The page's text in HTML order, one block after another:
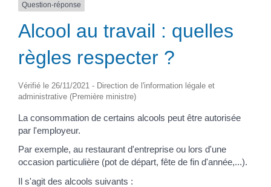
Question-réponse
Alcool au travail : quelles
règles respecter ?
Vérifié le 26/11/2021 - Direction de l'information légale et
administrative (Première ministre)
La consommation de certains alcools peut être autorisée
par l'employeur.
Par exemple, au restaurant d'entreprise ou lors d'une
occasion particulière (pot de départ, fête de fin d'année,...).
Il s'agit des alcools suivants :